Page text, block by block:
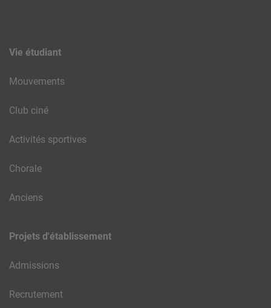
Vie étudiant
Mouvements
Club ciné
Activités sportives
Chorale
Anciens
Projets d'établissement
Admissions
Recrutement